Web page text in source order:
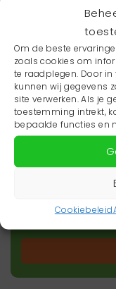
Om de beste
zoals cookies om
te raadplegen. Door
kunnen wij gegevens
site verwerken. Als je
toestemming intrekt,
bepaalde functies en
Cookiebeleid
Wil je
Wil je op de
zorgnieuws in
onze